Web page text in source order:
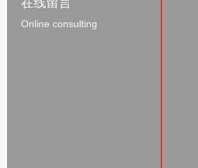
在线留言
Online consulting